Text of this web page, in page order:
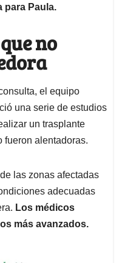
para Paula.
no
el equipo
una serie de estudios
un trasplante
fueron alentadoras.
las zonas afectadas
adecuadas
Los médicos
más avanzados.